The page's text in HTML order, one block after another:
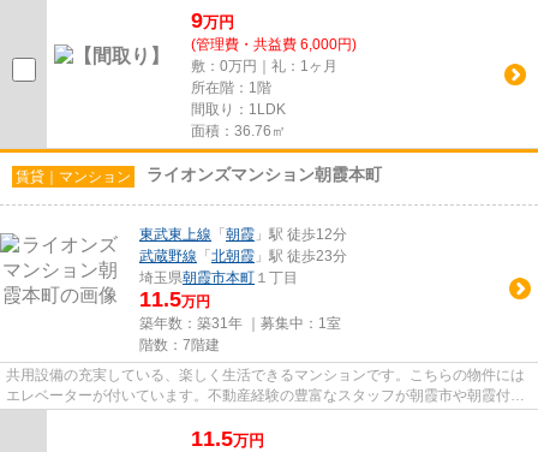
9万円
(管理費・共益費 6,000円)
敷：0万円｜礼：1ヶ月
所在階：1階
間取り：1LDK
面積：36.76㎡
賃貸｜マンション ライオンズマンション朝霞本町
東武東上線 「 朝霞 」駅 徒歩12分
武蔵野線 「 北朝霞 」駅 徒歩23分
埼玉県朝霞市本町 １丁目
11.5万円
築年数：築31年 ｜募集中： 1室
階数：7階建
共用設備の充実している、楽しく生活できるマンションです。こちらの物件には
エレベーターが付いています。不動産経験の豊富なスタッフが朝霞市や朝霞付近
11.5万円